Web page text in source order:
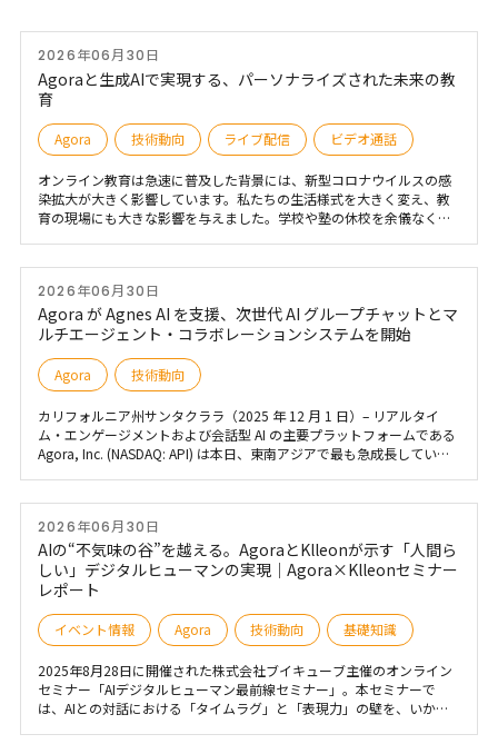
2026年06月30日
Agoraと生成AIで実現する、パーソナライズされた未来の教
育
Agora 技術動向 ライブ配信 ビデオ通話
オンライン教育は急速に普及した背景には、新型コロナウイルスの感
染拡大が大きく影響しています。私たちの生活様式を大きく変え、教
育の現場にも大きな影響を与えました。学校や塾の休校を余儀なくさ
れた理由は、感染リスクの低減、学習の継続、そして時間や場所の制
約のない柔軟な学習環境を提供できる点にあります。
2026年06月30日
Agora が Agnes AI を支援、次世代 AI グループチャットとマ
ルチエージェント・コラボレーションシステムを開始
Agora 技術動向
カリフォルニア州サンタクララ（2025 年 12 月 1 日）– リアルタイ
ム・エンゲージメントおよび会話型 AI の主要プラットフォームである
Agora, Inc. (NASDAQ: API) は本日、東南アジアで最も急成長している
ンシステムの基盤として「Agora Chat」を採用したことを発表しまし
た。この統合は、大規模なリアルタイム AI 強化型チームワークとマル
チエージェントによる生産性向上における重要なマイルストーンとな
ります。 ※この投稿は、Agora の日本総代理店であるブイキューブ
が、Agora ブログを翻訳した記事です。
2026年06月30日
AIの“不気味の谷”を越える。AgoraとKlleonが示す「人間ら
しい」デジタルヒューマンの実現｜Agora×Klleonセミナー
レポート
イベント情報 Agora 技術動向 基礎知識
2025年8月28日に開催された株式会社ブイキューブ主催のオンライン
セミナー「AIデジタルヒューマン最前線セミナー」。本セミナーで
は、AIとの対話における「タイムラグ」と「表現力」の壁を、いかに